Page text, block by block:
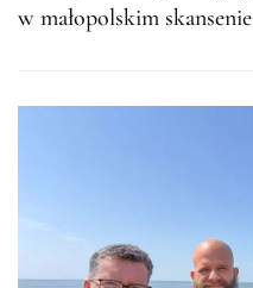
w małopolskim skansenie